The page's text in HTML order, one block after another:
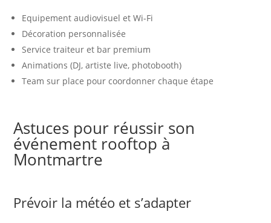
Equipement audiovisuel et Wi-Fi
Décoration personnalisée
Service traiteur et bar premium
Animations (DJ, artiste live, photobooth)
Team sur place pour coordonner chaque étape
Astuces pour réussir son
événement rooftop à
Montmartre
Prévoir la météo et s’adapter